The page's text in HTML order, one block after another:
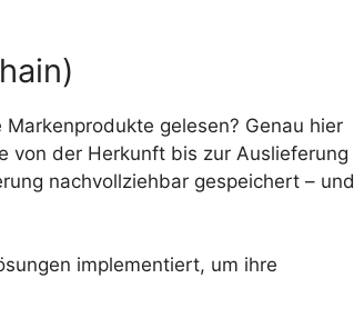
gelesen? Genau hier
von der Herkunft bis zur Auslieferung
nachvollziehbar gespeichert – und
implementiert, um ihre